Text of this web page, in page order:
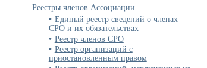
Реестры членов Ассоциации
Единый реестр сведений о членах
СРО и их обязательствах
Реестр членов СРО
Реестр организаций с
приостановленным правом